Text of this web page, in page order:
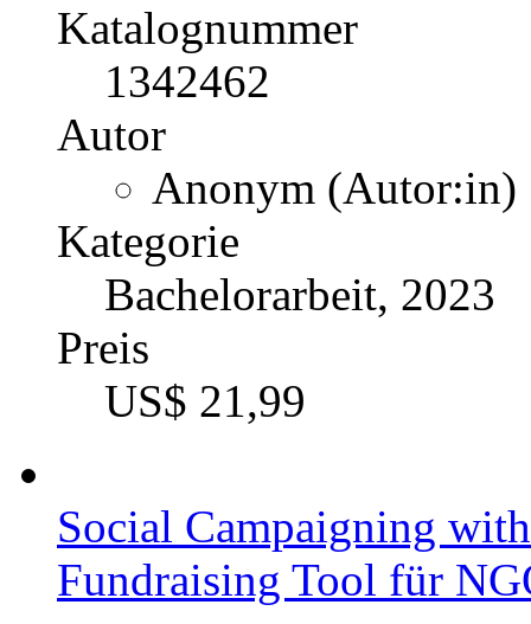
Katalognummer
1342462
Autor
Anonym (Autor:in)
Kategorie
Bachelorarbeit, 2023
Preis
US$ 21,99
Social Campaigning
Fundraising Tool für